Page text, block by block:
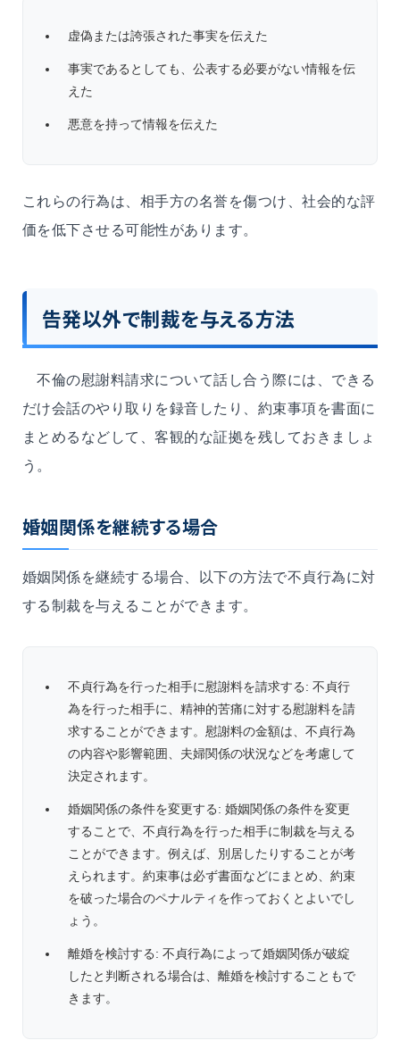
虚偽または誇張された事実を伝えた
事実であるとしても、公表する必要がない情報を伝
えた
悪意を持って情報を伝えた
これらの行為は、相手方の名誉を傷つけ、社会的な評
価を低下させる可能性があります。
告発以外で制裁を与える方法
不倫の慰謝料請求について話し合う際には、できる
だけ会話のやり取りを録音したり、約束事項を書面に
まとめるなどして、客観的な証拠を残しておきましょ
う。
婚姻関係を継続する場合
婚姻関係を継続する場合、以下の方法で不貞行為に対
する制裁を与えることができます。
不貞行為を行った相手に慰謝料を請求する: 不貞行
為を行った相手に、精神的苦痛に対する慰謝料を請
求することができます。慰謝料の金額は、不貞行為
の内容や影響範囲、夫婦関係の状況などを考慮して
決定されます。
婚姻関係の条件を変更する: 婚姻関係の条件を変更
することで、不貞行為を行った相手に制裁を与える
ことができます。例えば、別居したりすることが考
えられます。約束事は必ず書面などにまとめ、約束
を破った場合のペナルティを作っておくとよいでし
ょう。
離婚を検討する: 不貞行為によって婚姻関係が破綻
したと判断される場合は、離婚を検討することもで
きます。